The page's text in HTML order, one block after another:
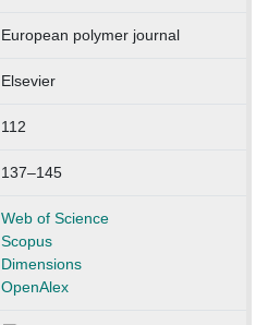
European polymer journal
Elsevier
112
137–145
Web of Science
Scopus
Dimensions
OpenAlex